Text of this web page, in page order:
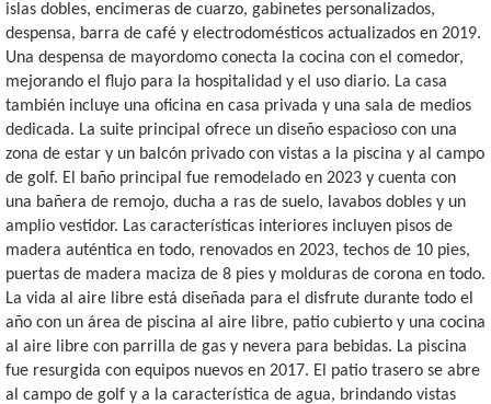
islas dobles, encimeras de cuarzo, gabinetes personalizados,
despensa, barra de café y electrodomésticos actualizados en 2019.
Una despensa de mayordomo conecta la cocina con el comedor,
mejorando el flujo para la hospitalidad y el uso diario. La casa
también incluye una oficina en casa privada y una sala de medios
dedicada. La suite principal ofrece un diseño espacioso con una
zona de estar y un balcón privado con vistas a la piscina y al campo
de golf. El baño principal fue remodelado en 2023 y cuenta con
una bañera de remojo, ducha a ras de suelo, lavabos dobles y un
amplio vestidor. Las características interiores incluyen pisos de
madera auténtica en todo, renovados en 2023, techos de 10 pies,
puertas de madera maciza de 8 pies y molduras de corona en todo.
La vida al aire libre está diseñada para el disfrute durante todo el
año con un área de piscina al aire libre, patio cubierto y una cocina
al aire libre con parrilla de gas y nevera para bebidas. La piscina
fue resurgida con equipos nuevos en 2017. El patio trasero se abre
al campo de golf y a la característica de agua, brindando vistas